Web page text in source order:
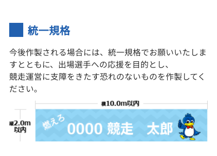
統一規格
今後作製される場合には、統一規格でお願いいたしま
すとともに、出場選手への応援を目的とし、
競走運営に支障をきたす恐れのないものを作製してく
ださい。